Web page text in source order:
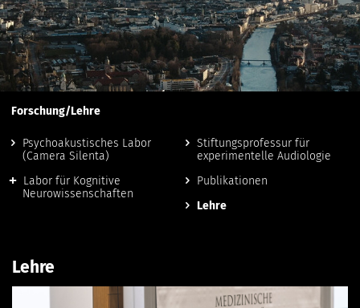
Forschung/Lehre
Psychoakustisches Labor
(Camera Silenta)
Labor für Kognitive
Neurowissenschaften
Stiftungsprofessur für
experimentelle Audiologie
Publikationen
Lehre
Lehre